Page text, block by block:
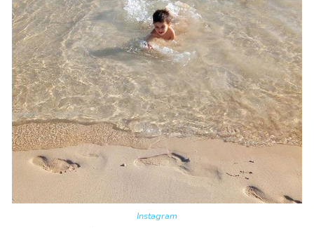
Instagram